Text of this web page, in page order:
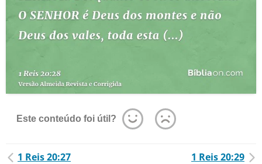
Este conteúdo foi útil?
1 Reis 20:27 1 Reis 20:29